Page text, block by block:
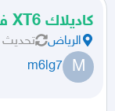
كاديلاك XT6 فل كامل
الرياض تحديث
M
m6lg7